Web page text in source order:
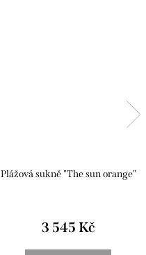
Plážová sukně "The sun orange"
3 545 Kč